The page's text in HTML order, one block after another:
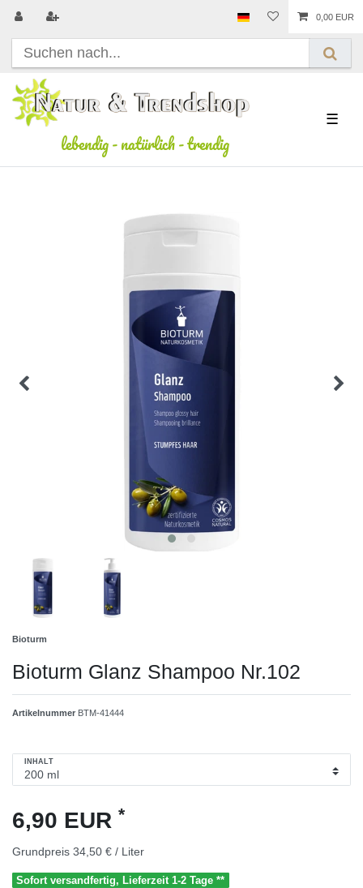
0,00 EUR
lebendig-natürlich-trendig
☰
Bioturm
Bioturm Glanz Shampoo Nr.102
Artikelnummer BTM-41444
INHALT
6,90 EUR *
Grundpreis 34,50 € / Liter
Sofort versandfertig, Lieferzeit 1-2 Tage **